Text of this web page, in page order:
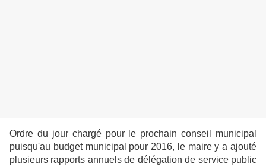
Ordre du jour chargé pour le prochain conseil municipal
puisqu'au budget municipal pour 2016, le maire y a ajouté
plusieurs rapports annuels de délégation de service public